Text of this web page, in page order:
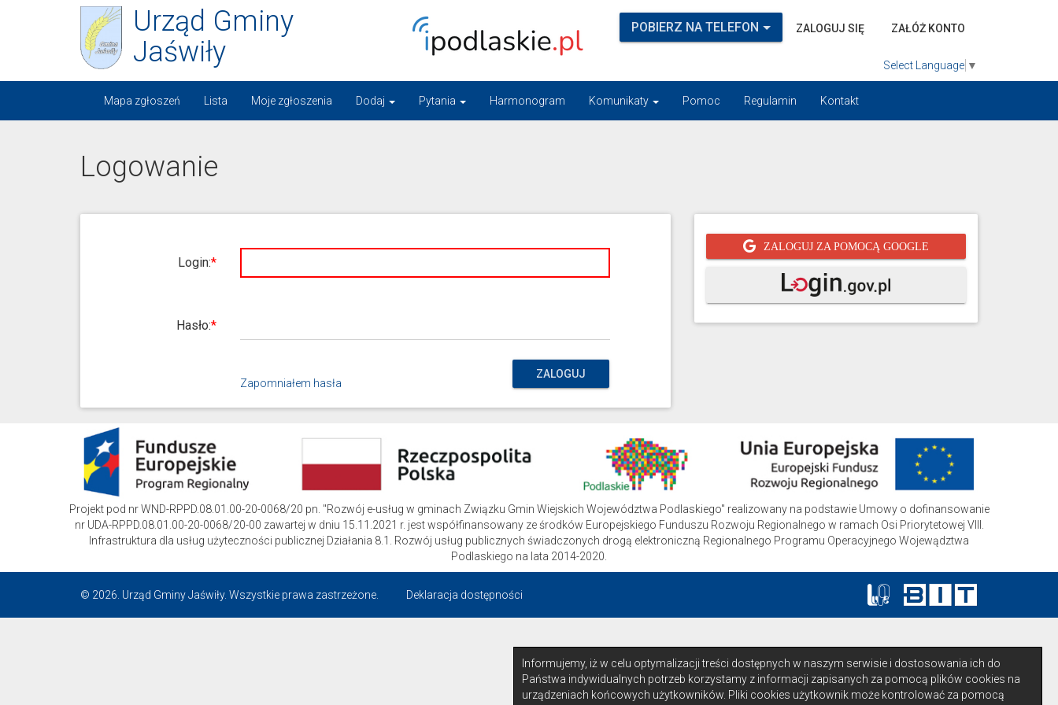
Informujemy, iż w celu optymalizacji treści dostępnych w naszym serwisie i dostosowania ich do
Państwa indywidualnych potrzeb korzystamy z informacji zapisanych za pomocą plików cookies na
urządzeniach końcowych użytkowników. Pliki cookies użytkownik może kontrolować za pomocą
Urząd Gminy
Jaświły
POBIERZ NA TELEFON ZALOGUJ SIĘ ZAŁÓŻ KONTO
Select Language ▼
Mapa zgłoszeń Lista Moje zgłoszenia Dodaj Pytania Harmonogram Komunikaty Pomoc Regulamin Kontakt
Logowanie
Login:
Hasło:
Zapomniałem hasła
ZALOGUJ
ZALOGUJ ZA POMOCĄ GOOGLE
Projekt pod nr WND-RPPD.08.01.00-20-0068/20 pn. "Rozwój e-usług w gminach Związku Gmin Wiejskich Województwa Podlaskiego" realizowany na podstawie Umowy o dofinansowanie
nr UDA-RPPD.08.01.00-20-0068/20-00 zawartej w dniu 15.11.2021 r. jest współfinansowany ze środków Europejskiego Funduszu Rozwoju Regionalnego w ramach Osi Priorytetowej VIII.
Infrastruktura dla usług użyteczności publicznej Działania 8.1. Rozwój usług publicznych świadczonych drogą elektroniczną Regionalnego Programu Operacyjnego Wojewądztwa
Podlaskiego na lata 2014-2020.
© 2026. Urząd Gminy Jaświły. Wszystkie prawa zastrzeżone. Deklaracja dostępności